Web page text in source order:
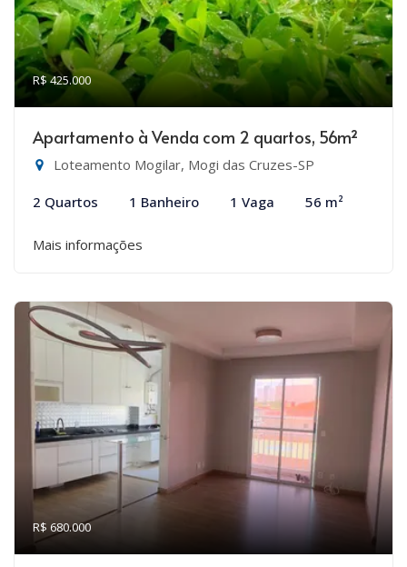
R$ 425.000
Apartamento à Venda com 2 quartos, 56m²
Loteamento Mogilar, Mogi das Cruzes-SP
2 Quartos 1 Banheiro 1 Vaga 56 m²
Mais informações
R$ 680.000